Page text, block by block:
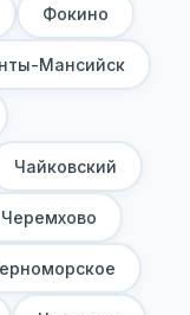
Фокино
Мансийск
Чайковский
Черемхово